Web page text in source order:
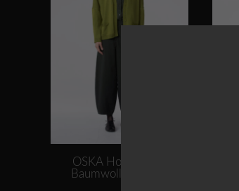
OSKA Hose 535 /
Baumwolle-Lyocell